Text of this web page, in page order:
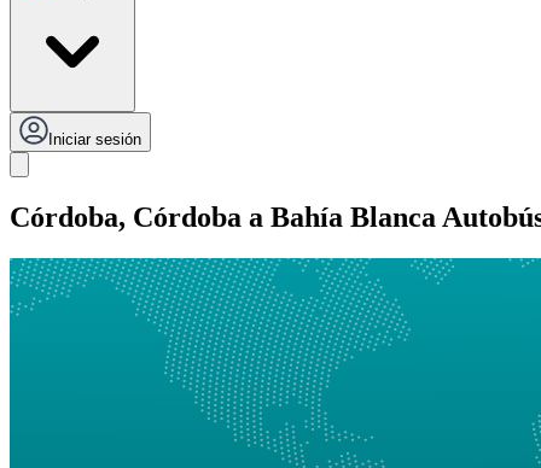
Iniciar sesión
Córdoba, Córdoba a Bahía Blanca